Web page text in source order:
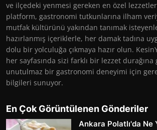
ve ilçedeki yenmesi gereken en özel
platform, gastronomi tutkunlarına ilham
mutfak kültürünü yakından tanımak
hazırlanmış içeriklerle, her damak tadına
dolu bir yolculuğa çıkmaya hazır olun.
her sayfasında sizi farklı bir lezzet durağına
unutulmaz bir gastronomi deneyimi için
bilgileri sunuyor.
En Çok Görüntülenen Gönderiler
Ankara Polatlı'da Ne